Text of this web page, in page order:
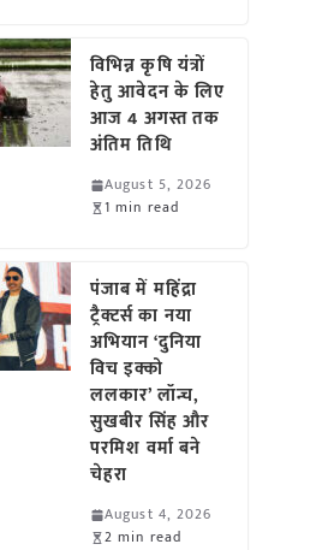
विभिन्न कृषि यंत्रों
हेतु आवेदन के लिए
आज 4 अगस्त तक
अंतिम तिथि
August 5, 2026
1 min read
पंजाब में महिंद्रा
ट्रैक्टर्स का नया
अभियान ‘दुनिया
विच इक्को
ललकार’ लॉन्च,
सुखबीर सिंह और
परमिश वर्मा बने
चेहरा
August 4, 2026
2 min read